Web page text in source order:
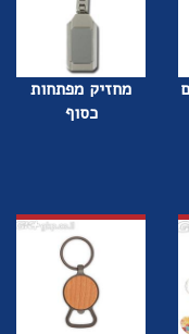
מחזיק מפתחות
כסוף